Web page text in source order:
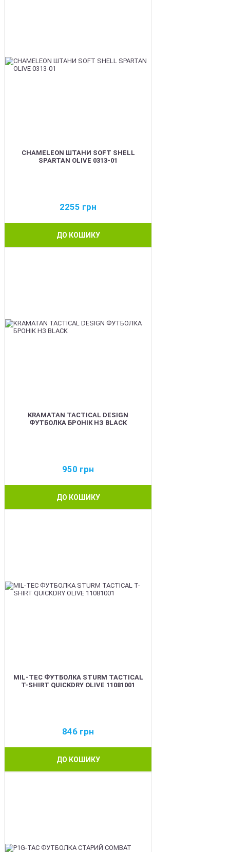
CHAMELEON ШТАНИ SOFT SHELL
SPARTAN OLIVE 0313-01
2255 грн
ДО КОШИКУ
KRAMATAN TACTICAL DESIGN
ФУТБОЛКА БРОНІК НЗ BLACK
950 грн
ДО КОШИКУ
MIL-TEC ФУТБОЛКА STURM TACTICAL
T-SHIRT QUICKDRY OLIVE 11081001
846 грн
ДО КОШИКУ